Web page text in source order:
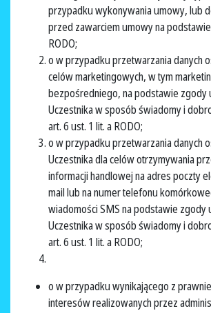
przypadku wykonywania umowy, lub
przed zawarciem umowy na
RODO;
o w przypadku przetwarzania danych
celów marketingowych, w tym
bezpośredniego, na podstawie zgody
Uczestnika w sposób świadomy i
art. 6 ust. 1 lit. a RODO;
o w przypadku przetwarzania danych
Uczestnika dla celów otrzymywania
informacji handlowej na adres poczty
mail lub na numer telefonu
wiadomości SMS na podstawie zgody
Uczestnika w sposób świadomy i
art. 6 ust. 1 lit. a RODO;
o w przypadku wynikającego z
interesów realizowanych przez